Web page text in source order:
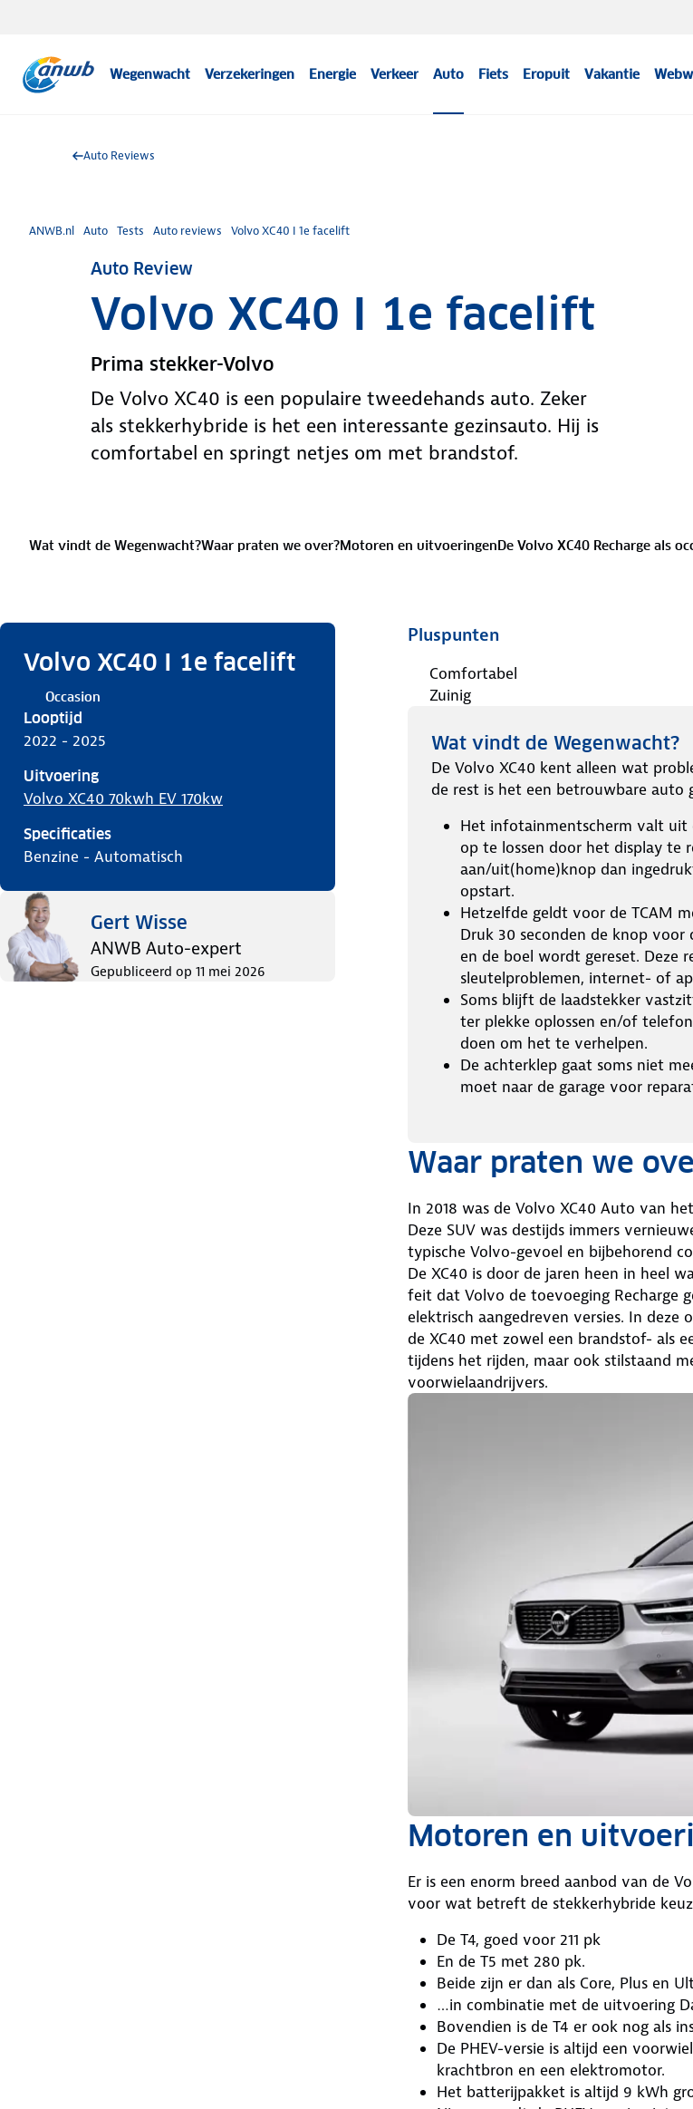
Wegenwacht Verzekeringen Energie Verkeer Auto Fiets Eropuit Vakantie
Auto Reviews
ANWB.nl Auto Tests Auto reviews Volvo XC40 I 1e facelift
Auto Review
Volvo XC40 I 1e facelift
Prima stekker-Volvo
De Volvo XC40 is een populaire tweedehands auto. Zeker
als stekkerhybride is het een interessante gezinsauto. Hij is
comfortabel en springt netjes om met brandstof.
Wat vindt de Wegenwacht?Waar praten we over?Motoren en uitvoeringenDe Volvo XC40 Recharge als
Volvo XC40 I 1e facelift
Occasion
Looptijd
2022 - 2025
Uitvoering
Volvo XC40 70kwh EV 170kw
Specificaties
benzine - automatisch
Gert Wisse
ANWB Auto-expert
Gepubliceerd op 11 mei 2026
Pluspunten
Comfortabel
Zuinig
Wat vindt de Wegenwacht?
De Volvo XC40 kent alleen wat
de rest is het een betrouwbare auto
Het infotainmentscherm valt
op te lossen door het display te
aan/uit(home)knop dan
opstart.
Hetzelfde geldt voor de TCAM
Druk 30 seconden de knop
en de boel wordt gereset. Deze
sleutelproblemen, internet- of
Soms blijft de laadstekker
ter plekke oplossen en/of
doen om het te verhelpen.
De achterklep gaat soms niet
moet naar de garage voor
Waar praten we
In 2018 was de Volvo XC40 Auto van
Deze SUV was destijds immers
typische Volvo-gevoel en bijbehorend
De XC40 is door de jaren heen in heel
feit dat Volvo de toevoeging Recharge
elektrisch aangedreven versies. In
de XC40 met zowel een brandstof- als
tijdens het rijden, maar ook stilstaand
voorwielaandrijvers.
Motoren en
Er is een enorm breed aanbod van de
voor wat betreft de stekkerhybride
De T4, goed voor 211 pk
En de T5 met 280 pk.
Beide zijn er dan als Core, Plus en
…in combinatie met de uitvoering
Bovendien is de T4 er ook nog als
De PHEV-versie is altijd een
krachtbron en een elektromotor.
Het batterijpakket is altijd 9 kWh